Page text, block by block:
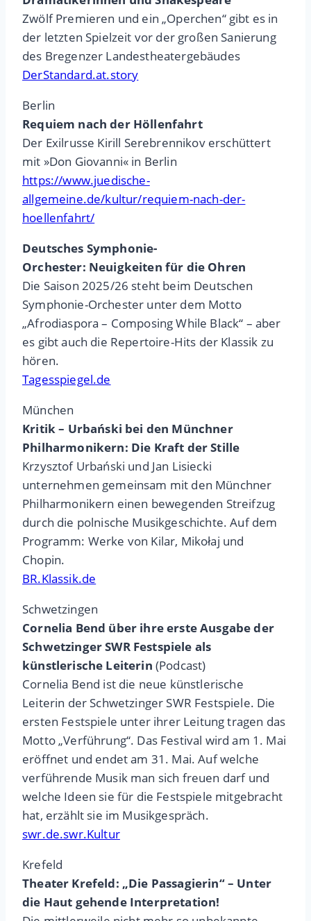
Zwölf Premieren und ein „Operchen“ gibt es in
der letzten Spielzeit vor der großen Sanierung
des Bregenzer Landestheatergebäudes
DerStandard.at.story
Berlin
Requiem nach der Höllenfahrt
Der Exilrusse Kirill Serebrennikov erschüttert
mit »Don Giovanni« in Berlin
https://www.juedische-
allgemeine.de/kultur/requiem-nach-der-
hoellenfahrt/
Deutsches Symphonie-
Orchester: Neuigkeiten für die Ohren
Die Saison 2025/26 steht beim Deutschen
Symphonie-Orchester unter dem Motto
„Afrodiaspora – Composing While Black“ – aber
es gibt auch die Repertoire-Hits der Klassik zu
hören.
Tagesspiegel.de
München
Kritik – Urbański bei den Münchner
Philharmonikern: Die Kraft der Stille
Krzysztof Urbański und Jan Lisiecki
unternehmen gemeinsam mit den Münchner
Philharmonikern einen bewegenden Streifzug
durch die polnische Musikgeschichte. Auf dem
Programm: Werke von Kilar, Mikołaj und
Chopin.
BR.Klassik.de
Schwetzingen
Cornelia Bend über ihre erste Ausgabe der
Schwetzinger SWR Festspiele als
künstlerische Leiterin (Podcast)
Cornelia Bend ist die neue künstlerische
Leiterin der Schwetzinger SWR Festspiele. Die
ersten Festspiele unter ihrer Leitung tragen das
Motto „Verführung“. Das Festival wird am 1. Mai
eröffnet und endet am 31. Mai. Auf welche
verführende Musik man sich freuen darf und
welche Ideen sie für die Festspiele mitgebracht
hat, erzählt sie im Musikgespräch.
swr.de.swr.Kultur
Krefeld
Theater Krefeld: „Die Passagierin“ – Unter
die Haut gehende Interpretation!